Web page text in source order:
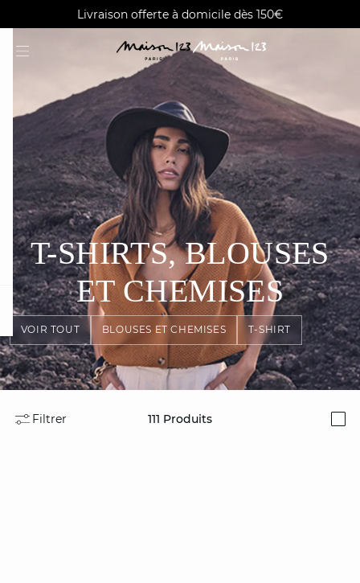
Livraison offerte à domicile dès 150€
AGUA : Découvrez notre nouvelle collection
Alma : Paiement en 3X ou 4X sans frais
VOIR TOUT
BLOUSES ET CHEMISES T-SHIRT
T-SHIRTS, BLOUSES
ET CHEMISES
Filtrer 111 Produits